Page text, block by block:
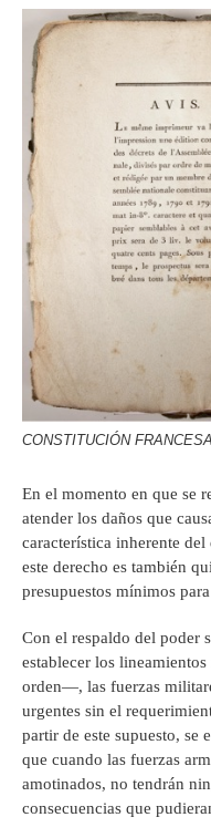
CONSTITUCIÓN
En el momento en que se
atender los daños que
característica inherente
este derecho es también
presupuestos mínimos
Con el respaldo del poder
establecer los
orden—, las fuerzas
urgentes sin el
partir de este supuesto, se
que cuando las fuerzas
amotinados, no tendrán
consecuencias que